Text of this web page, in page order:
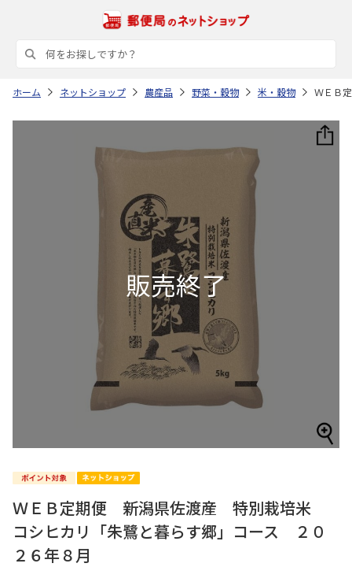
ホーム ネットショップ 農産品 野菜・穀物 米・穀物 ＷＥＢ
ＷＥＢ定期便 新潟県佐渡産 特別栽培米
コシヒカリ「朱鷺と暮らす郷」コース ２０
２６年８月